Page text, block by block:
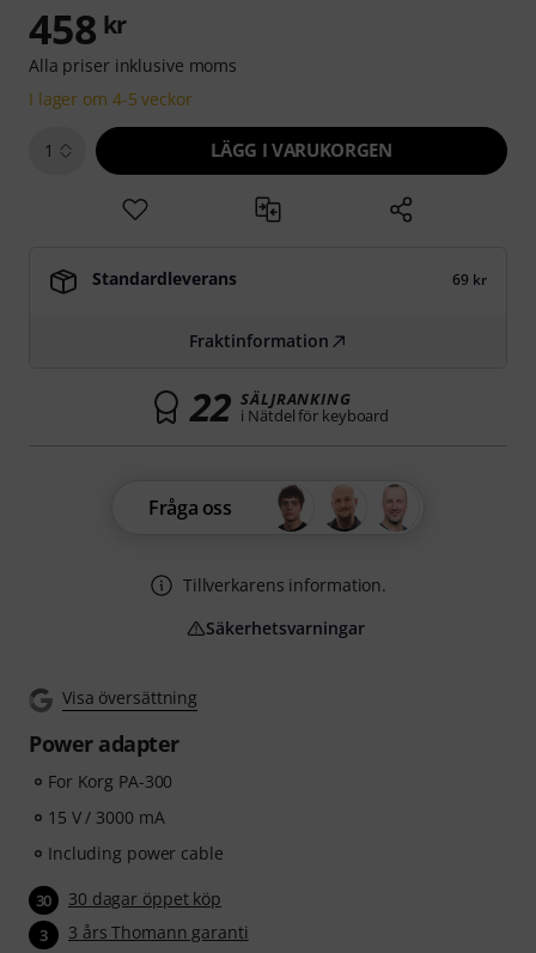
Visa översättning
Power adapter
For Korg PA-300
15 V / 3000 mA
Including power cable
30 30 dagar öppet köp
3 3 års Thomann garanti
458 kr
Alla priser inklusive moms
I lager om 4-5 veckor
1 LÄGG I VARUKORGEN
Standardleverans 69 kr
Fraktinformation
22 SÄLJRANKING
i Nätdel för keyboard
Fråga oss
Tillverkarens information.
Säkerhetsvarningar